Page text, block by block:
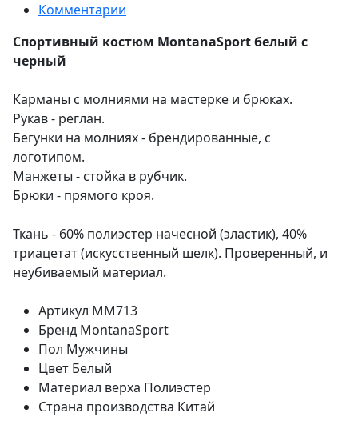
Комментарии
Спортивный костюм MontanaSport белый с
черный
Карманы с молниями на мастерке и брюках.
Рукав - реглан.
Бегунки на молниях - брендированные, с
логотипом.
Манжеты - стойка в рубчик.
Брюки - прямого кроя.
Ткань - 60% полиэстер начесной (эластик), 40%
триацетат (искусственный шелк). Проверенный, и
неубиваемый материал.
Артикул MM713
Бренд MontanaSport
Пол Мужчины
Цвет Белый
Материал верха Полиэстер
Страна производства Китай